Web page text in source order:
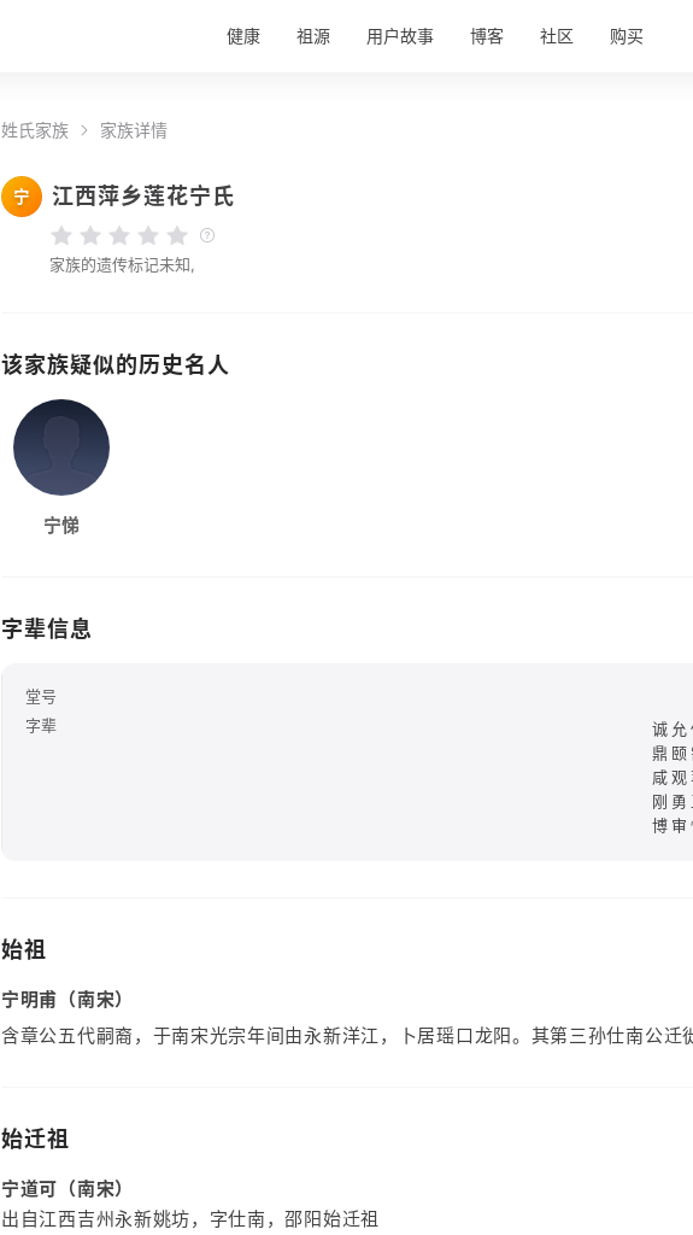
健康 祖源 用户故事 博客 社区 购买
姓氏家族 家族详情
宁 江西萍乡莲花宁氏
家族的遗传标记未知,
该家族疑似的历史名人
宁悌
字辈信息
堂号
字辈
诚
鼎
咸
刚
博
始祖
宁明甫（南宋）
含章公五代嗣裔，于南宋光宗年间由永新洋江，卜居瑶口龙阳。其第三孙仕南公迁
始迁祖
宁道可（南宋）
出自江西吉州永新姚坊，字仕南，邵阳始迁祖